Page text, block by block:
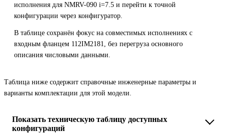
исполнения для NMRV-090 i=7.5 и перейти к точной
конфигурации через конфигуратор.
В таблице сохранён фокус на совместимых исполнениях с
входным фланцем 112IM2181, без перегруза основного
описания числовыми данными.
Таблица ниже содержит справочные инженерные параметры и
варианты комплектации для этой модели.
Показать техническую таблицу доступных
конфигураций